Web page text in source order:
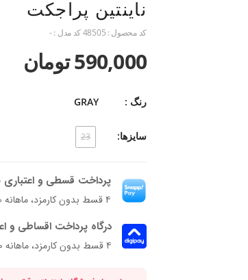
ناینتین پراجکت
کد محصول : 48505کد مدل :-
590,000 تومان
رنگ : GRAY
سایزها: 23
پرداخت قسطی و اعتباری
۴ قسط بدون کارمزد، ماهانه ۱۴۷٬۵۰۰ تومان
درگاه پرداخت اقساطی و
۴ قسط بدون کارمزد، ماهانه 147,500 تومان